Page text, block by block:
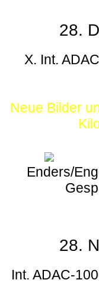
28.
X. Int.
Neue Bilder
Enders/
28.
Int. ADAC-